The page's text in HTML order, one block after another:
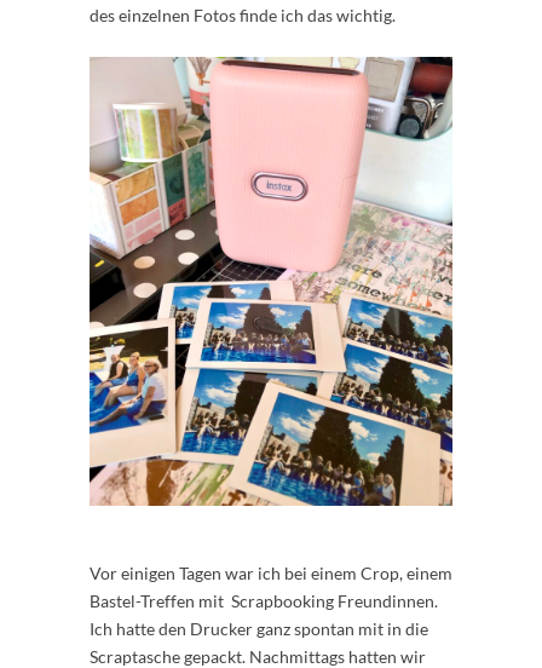
des einzelnen Fotos finde ich das wichtig.
Vor einigen Tagen war ich bei einem Crop, einem
Bastel-Treffen mit Scrapbooking Freundinnen.
Ich hatte den Drucker ganz spontan mit in die
Scraptasche gepackt. Nachmittags hatten wir